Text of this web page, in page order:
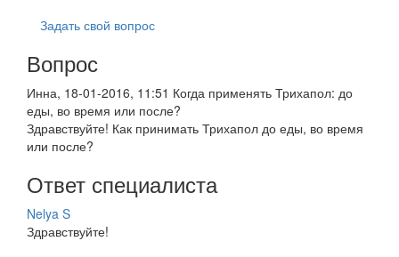
Задать свой вопрос
Вопрос
Инна, 18-01-2016, 11:51 Когда применять Трихапол: до
еды, во время или после?
Здравствуйте! Как принимать Трихапол до еды, во время
или после?
Ответ специалиста
Nelya S
Здравствуйте!